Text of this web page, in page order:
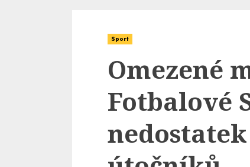
Sport
Omezené
Fotbalové